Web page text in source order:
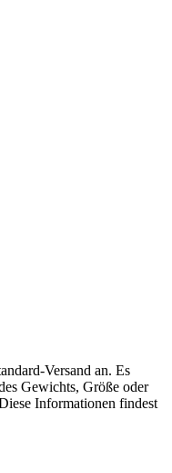
Versand an. Es
Gewichts, Größe oder
Informationen findest